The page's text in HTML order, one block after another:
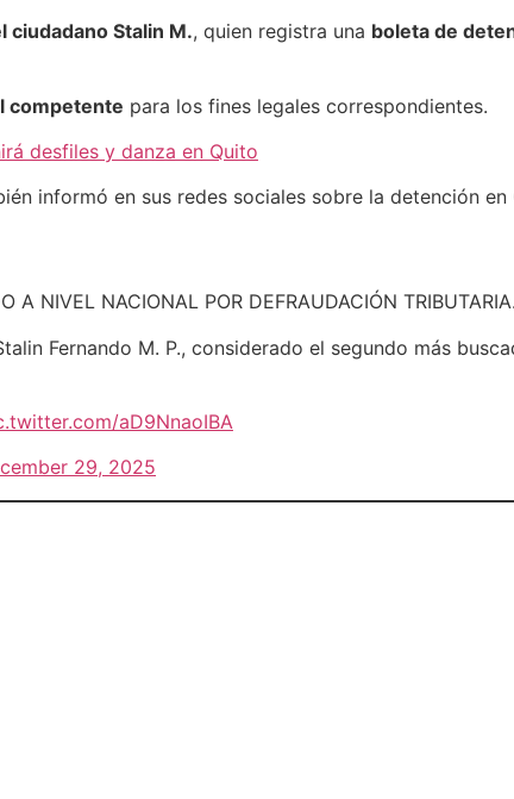
ciudadano Stalin M., quien registra una boleta de
competente para los fines legales correspondientes.
desfiles y danza en Quito
informó en sus redes sociales sobre la detención
A NIVEL NACIONAL POR DEFRAUDACIÓN TRIBUTARIA.
Fernando M. P., considerado el segundo más
aD9NnaoIBA
29, 2025